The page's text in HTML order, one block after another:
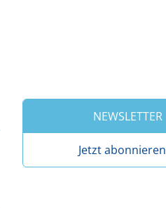
NEWSLETTER
Jetzt abonnieren